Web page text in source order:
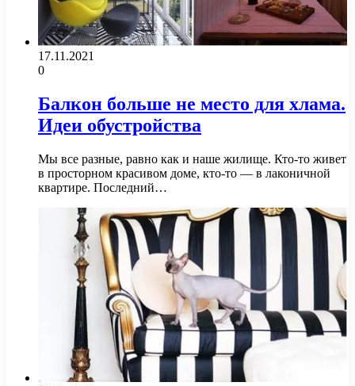
17.11.2021
0
Балкон больше не место для хлама.
Идеи обустройства
Мы все разные, равно как и наше жилище. Кто-то живет
в просторном красивом доме, кто-то — в лаконичной
квартире. Последний…